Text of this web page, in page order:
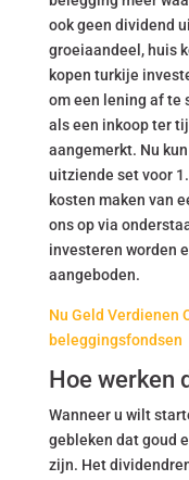
ook geen dividend
groeiaandeel, huis
kopen turkije
om een lening af te
als een inkoop ter
aangemerkt. Nu
uitziende set voor
kosten maken van
ons op via
investeren worden
aangeboden.
Nu Geld Verdienen
beleggingsfondsen
Hoe werken
Wanneer u wilt
gebleken dat goud
zijn. Het